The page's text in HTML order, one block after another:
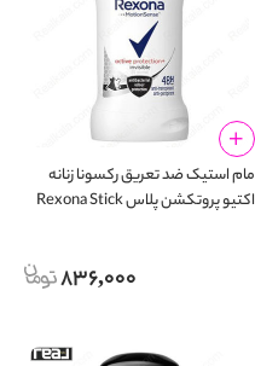
مام استیک ضد تعریق رکسونا زنانه
اکتیو پروتکشن پلاس Rexona Stick
836,000